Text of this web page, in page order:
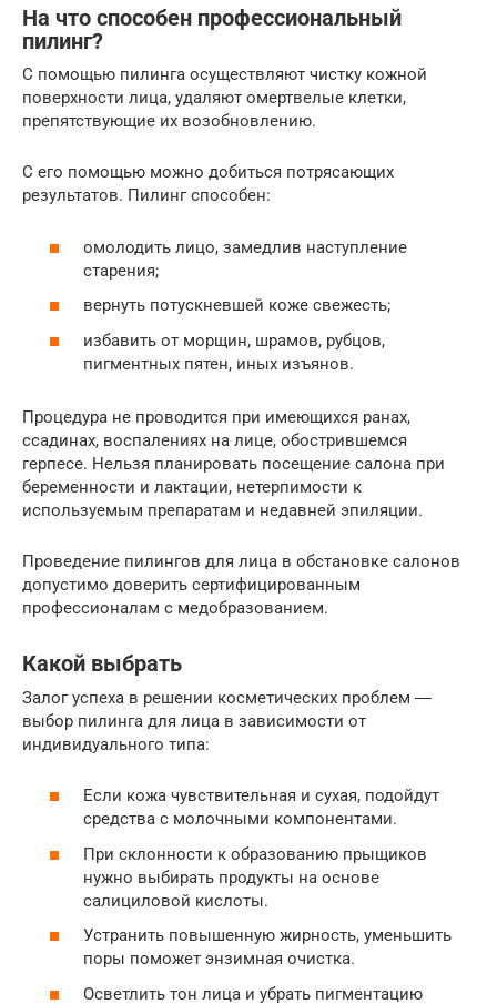
На что способен профессиональный
пилинг?
С помощью пилинга осуществляют чистку кожной
поверхности лица, удаляют омертвелые клетки,
препятствующие их возобновлению.
С его помощью можно добиться потрясающих
результатов. Пилинг способен:
омолодить лицо, замедлив наступление
старения;
вернуть потускневшей коже свежесть;
избавить от морщин, шрамов, рубцов,
пигментных пятен, иных изъянов.
Процедура не проводится при имеющихся ранах,
ссадинах, воспалениях на лице, обострившемся
герпесе. Нельзя планировать посещение салона при
беременности и лактации, нетерпимости к
используемым препаратам и недавней эпиляции.
Проведение пилингов для лица в обстановке салонов
допустимо доверить сертифицированным
профессионалам с медобразованием.
Какой выбрать
Залог успеха в решении косметических проблем ―
выбор пилинга для лица в зависимости от
индивидуального типа:
Если кожа чувствительная и сухая, подойдут
средства с молочными компонентами.
При склонности к образованию прыщиков
нужно выбирать продукты на основе
салициловой кислоты.
Устранить повышенную жирность, уменьшить
поры поможет энзимная очистка.
Осветлить тон лица и убрать пигментацию